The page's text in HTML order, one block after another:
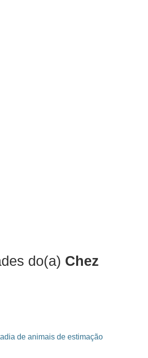
do(a) Chez
de animais de estimação